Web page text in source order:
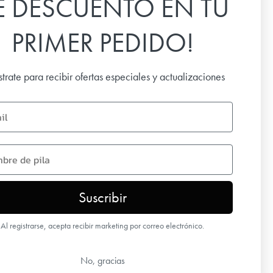
las últimas noticias, ofertas especiales e
Email
SUSCRIBIR
DESCUENTO EN TU
PRIMER PEDIDO!
para recibir ofertas especiales y actualizaciones
Suscribir
Al registrarse, acepta recibir marketing por correo electrónico.
No, gracias